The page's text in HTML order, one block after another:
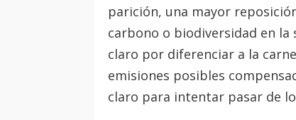
parición, una mayor
carbono o biodiversidad en la
claro por diferenciar a la
emisiones posibles
claro para intentar pasar de